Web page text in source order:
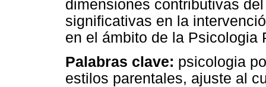
dimensiones contributivas
significativas en la
en el ámbito de la Psicologia
Palabras clave: psicologia
estilos parentales, ajuste al